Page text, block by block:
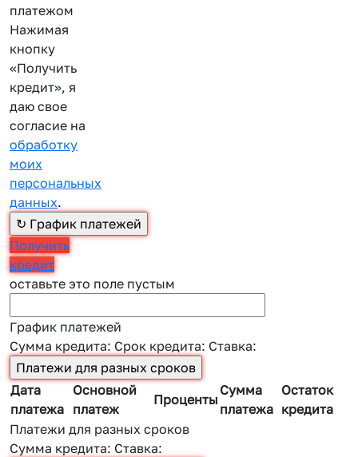
платежом
Нажимая
кнопку
«Получить
кредит», я
даю свое
согласие на
обработку
моих
персональных
данных.
Получить
кредит
оставьте это поле пустым
График платежей
Сумма кредита: Срок кредита: Ставка:
Дата
платежа
Основной
платеж
Проценты
Сумма
платежа
Остаток
кредита
Платежи для разных сроков
Сумма кредита: Ставка: